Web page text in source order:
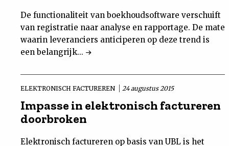
Magazine
Podcast
Nieuwsbrief
Contact
De functionaliteit van boekhoudsoftware verschuift
van registratie naar analyse en rapportage. De mate
waarin leveranciers anticiperen op deze trend is
een belangrijk...
ELEKTRONISCH FACTUREREN 24 augustus 2015
Impasse in elektronisch factureren
doorbroken
Elektronisch factureren op basis van UBL is het